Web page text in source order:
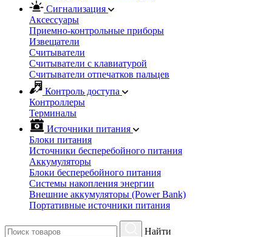
Сигнализация
Аксессуары
Приемно-контрольные приборы
Извещатели
Считыватели
Cчитыватели с клавиатурой
Cчитыватели отпечатков пальцев
Контроль доступа
Контроллеры
Терминалы
Источники питания
Блоки питания
Источники бесперебойного питания
Аккумуляторы
Блоки бесперебойного питания
Системы накопления энергии
Внешние аккумуляторы (Power Bank)
Портативные источники питания
Найти